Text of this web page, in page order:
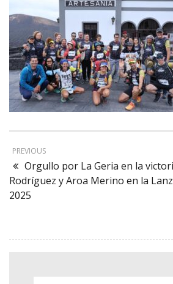
PREVIOUS
Orgullo por La Geria en la
Rodríguez y Aroa Merino en la
2025